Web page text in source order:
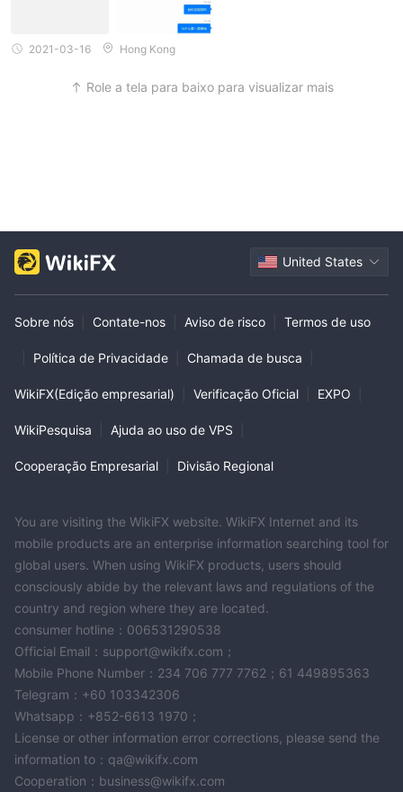
2021-03-16 Hong Kong
Role a tela para baixo para visualizar mais
United States
Sobre nós Contate-nos Aviso de risco Termos de uso
Política de Privacidade Chamada de busca
WikiFX(Edição empresarial) Verificação Oficial EXPO
WikiPesquisa Ajuda ao uso de VPS
Cooperação Empresarial Divisão Regional
You are visiting the WikiFX website. WikiFX Internet and its
mobile products are an enterprise information searching tool for
global users. When using WikiFX products, users should
consciously abide by the relevant laws and regulations of the
country and region where they are located.
consumer hotline：006531290538
Official Email：support@wikifx.com；
Mobile Phone Number：234 706 777 7762；61 449895363
Telegram：+60 103342306
Whatsapp：+852-6613 1970；
License or other information error corrections, please send the
information to：qa@wikifx.com
Cooperation：business@wikifx.com